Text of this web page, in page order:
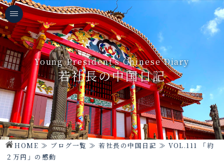
Young President's Chinese Diary
若社長の中国日記
HOME ≫ ブログ一覧 ≫若社長の中国日記 ≫VOL.111 「約
２万円」の感動